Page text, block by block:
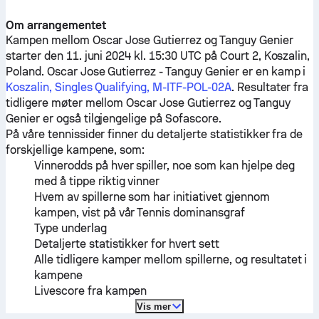
Om arrangementet
Kampen mellom Oscar Jose Gutierrez ogTanguy Genier
starter den 11. juni 2024 kl. 15:30 UTC på Court 2, Koszalin,
Poland. Oscar Jose Gutierrez -Tanguy Genierer en kamp i
Koszalin, Singles Qualifying, M-ITF-POL-02A. Resultater fra
tidligere møter mellomOscar Jose GutierrezogTanguy
Genierer også tilgjengelige på Sofascore.
På våre tennissider finner du detaljerte statistikker fra de
forskjellige kampene, som:
Vinnerodds på hver spiller, noe som kan hjelpe deg
med å tippe riktig vinner
Hvem av spillerne som har initiativet gjennom
kampen, vist på vår Tennis dominansgraf
Type underlag
Detaljerte statistikker for hvert sett
Alle tidligere kamper mellom spillerne, og resultatet i
kampene
Livescore fra kampen
Vis mer